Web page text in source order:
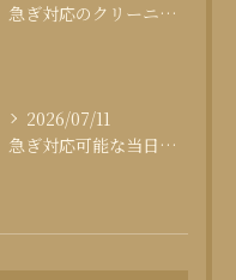
急ぎ対応のクリーニング即日サービスの秘訣
2026/07/11
急ぎ対応可能な当日クリーニングの実態